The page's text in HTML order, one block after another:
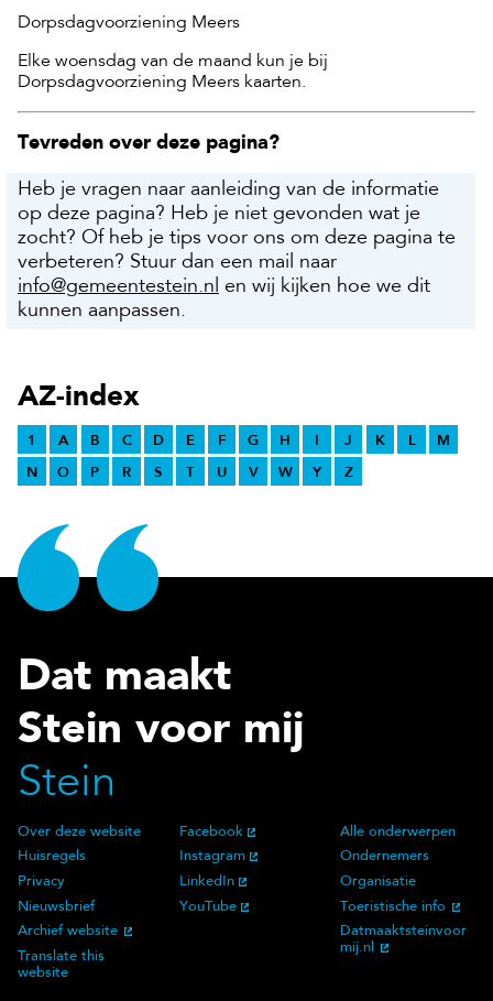
Dorpsdagvoorziening Meers
Elke woensdag van de maand kun je bij
Dorpsdagvoorziening Meers kaarten.
Tevreden over deze pagina?
Heb je vragen naar aanleiding van de informatie
op deze pagina? Heb je niet gevonden wat je
zocht? Of heb je tips voor ons om deze pagina te
verbeteren? Stuur dan een mail naar
info@gemeentestein.nl
en wij kijken hoe we dit
kunnen aanpassen.
AZ-index
1 A B C D E F G H I J K L
M
N
O P R S T U V W Y Z
Dat maakt
Stein voor mij
Stein
Over deze website
Over deze website
Huisregels
Privacy
Nieuwsbrief
Archief website
Translate this
website
Social Media
Facebook
Instagram
LinkedIn
YouTube
Alle onderwerpen
Ondernemers
Organisatie
Toeristische info
Datmaaktsteinvoor
mij.nl